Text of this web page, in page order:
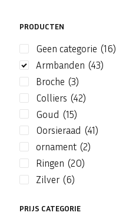
PRODUCTEN
Geen categorie (16)
Armbanden (43)
Broche (3)
Colliers (42)
Goud (15)
Oorsieraad (41)
ornament (2)
Ringen (20)
Zilver (6)
PRIJS CATEGORIE